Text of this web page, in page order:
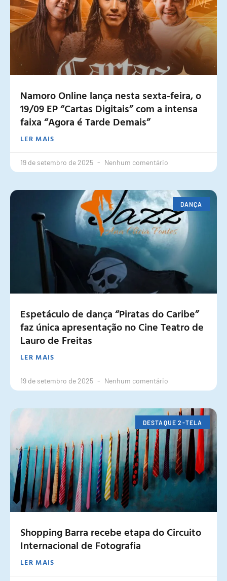
Namoro Online lança nesta sexta-feira, o
19/09 EP “Cartas Digitais” com a intensa
faixa “Agora é Tarde Demais”
LER MAIS
19 de setembro de 2025 Nenhum comentário
DANÇA
Espetáculo de dança “Piratas do Caribe”
faz única apresentação no Cine Teatro de
Lauro de Freitas
LER MAIS
19 de setembro de 2025 Nenhum comentário
DESTAQUE 2-TELA
Shopping Barra recebe etapa do Circuito
Internacional de Fotografia
LER MAIS